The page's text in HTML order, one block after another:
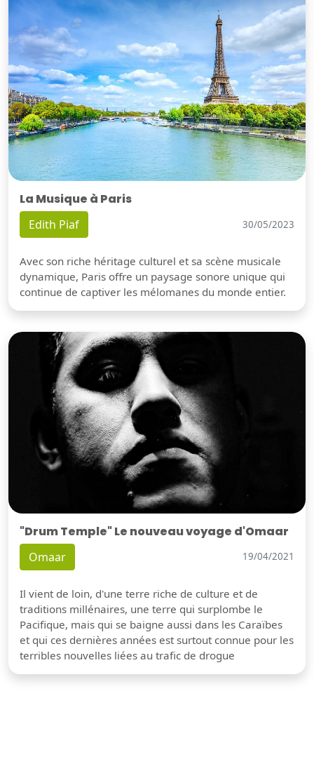
La Musique à Paris
Edith Piaf 30/05/2023
Avec son riche héritage culturel et sa scène musicale
dynamique, Paris offre un paysage sonore unique qui
continue de captiver les mélomanes du monde entier.
"Drum Temple" Le nouveau voyage d'Omaar
Omaar 19/04/2021
Il vient de loin, d'une terre riche de culture et de
traditions millénaires, une terre qui surplombe le
Pacifique, mais qui se baigne aussi dans les Caraïbes
et qui ces dernières années est surtout connue pour les
terribles nouvelles liées au trafic de drogue